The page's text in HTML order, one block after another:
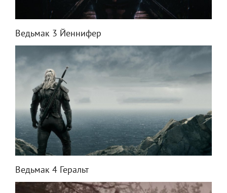
Ведьмак 3 Йеннифер
Ведьмак 4 Геральт